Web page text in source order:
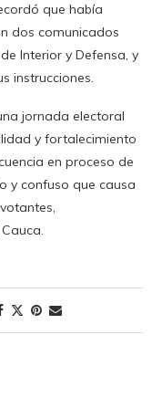
que había
dos comunicados
Interior y Defensa, y
instrucciones.
jornada electoral
y fortalecimiento
en proceso de
y confuso que causa